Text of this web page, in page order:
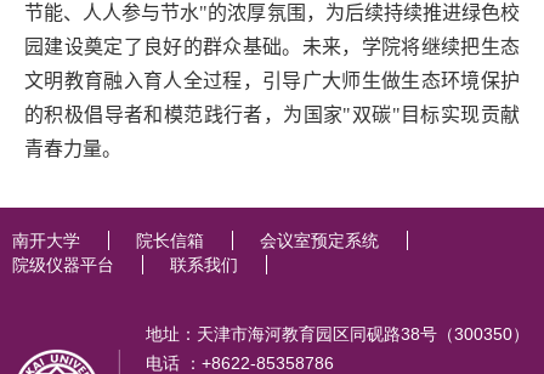
节能、人人参与节水"的浓厚氛围，为后续持续推进绿色校
园建设奠定了良好的群众基础。未来，学院将继续把生态
文明教育融入育人全过程，引导广大师生做生态环境保护
的积极倡导者和模范践行者，为国家"双碳" 目标实现贡献
青春力量。
南开大学 院长信箱
会议室预定系统
院级仪器平台
联系我们
地址：天津市海河教育园区同砚路38号（300350）
电话 ：+8622-85358786